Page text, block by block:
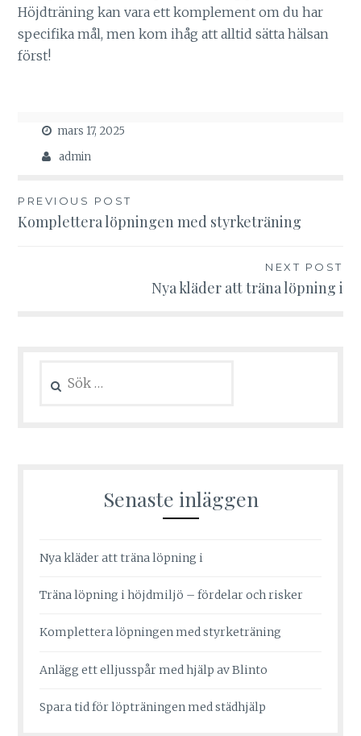
Höjdträning kan vara ett komplement om du har
specifika mål, men kom ihåg att alltid sätta hälsan
först!
mars 17, 2025
admin
Inläggsnavigering
PREVIOUS POST
Komplettera löpningen med styrketräning
NEXT POST
Nya kläder att träna löpning i
efter:
Senaste inläggen
Nya kläder att träna löpning i
Träna löpning i höjdmiljö – fördelar och risker
Komplettera löpningen med styrketräning
Anlägg ett elljusspår med hjälp av Blinto
Spara tid för löpträningen med städhjälp